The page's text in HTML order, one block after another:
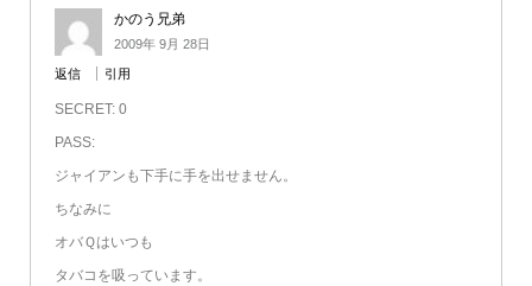
かのう兄弟
2009年 9月 28日
返信 引用
SECRET: 0
PASS:
ジャイアンも下手に手を出せません。
ちなみに
オバＱはいつも
タバコを吸っています。